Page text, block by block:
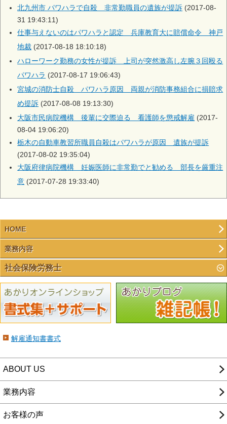
北九州市 パワハラで自殺 非常勤職員の遺族が提訴 (2017-08-
31 19:43:11)
仕事与えないのはパワハラと認定 兵庫教育大に賠償命令 神戸
地裁 (2017-08-18 18:10:18)
ハローワーク勤務の女性が提訴 上司が突然激高し左腕３回殴る
パワハラ (2017-08-17 19:06:43)
宮城の消防士自殺 パワハラ原因 両親が消防事務組合に損賠求
め提訴 (2017-08-08 19:13:30)
大阪市民病院機構 後輩に交際迫る 看護師を懲戒解雇 (2017-
08-04 19:06:20)
栃木の自動車教習所職員自殺はパワハラが原因 遺族が提訴
(2017-08-02 19:35:04)
大阪府律病院機構 妊娠医師に非常勤でと勧める 部長を厳重注
意 (2017-07-28 19:33:40)
HOME
業務内容
社会保険労務士
解雇通知書書式
ABOUT US
業務内容
お客様の声